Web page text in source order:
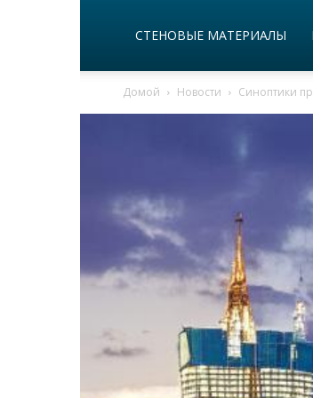
СТЕНОВЫЕ МАТЕРИАЛЫ
Домой Новости Синоптики